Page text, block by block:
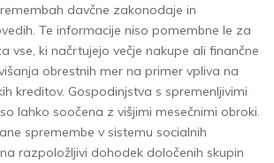
davčne zakonodaje in
Te informacije niso pomembne le za
vse, ki načrtujejo večje nakupe ali finančne
obrestnih mer na primer vpliva na
kreditov. Gospodinjstva s spremenljivimi
lahko soočena z višjimi mesečnimi obroki.
spremembe v sistemu socialnih
razpoložljivi dohodek določenih skupin